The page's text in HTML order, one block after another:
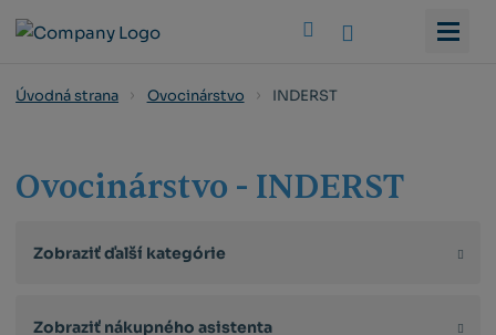
Úvodná strana Ovocinárstvo INDERST
Ovocinárstvo - INDERST
Zobraziť ďalší kategórie
Zobraziť nákupného asistenta